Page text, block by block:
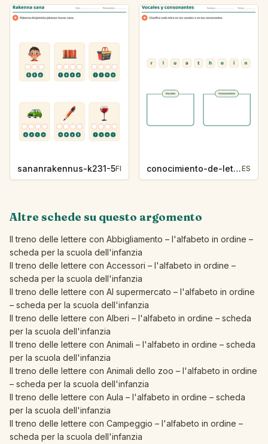
sananrakennus-k231-5FI conocimiento-de-letras-k230-5ES
Altre schede su questo argomento
Il treno delle lettere con Abbigliamento – l'alfabeto in ordine –
scheda per la scuola dell'infanzia
Il treno delle lettere con Accessori – l'alfabeto in ordine –
scheda per la scuola dell'infanzia
Il treno delle lettere con Al supermercato – l'alfabeto in ordine
– scheda per la scuola dell'infanzia
Il treno delle lettere con Alberi – l'alfabeto in ordine – scheda
per la scuola dell'infanzia
Il treno delle lettere con Animali – l'alfabeto in ordine – scheda
per la scuola dell'infanzia
Il treno delle lettere con Animali dello zoo – l'alfabeto in ordine
– scheda per la scuola dell'infanzia
Il treno delle lettere con Aula – l'alfabeto in ordine – scheda
per la scuola dell'infanzia
Il treno delle lettere con Campeggio – l'alfabeto in ordine –
scheda per la scuola dell'infanzia